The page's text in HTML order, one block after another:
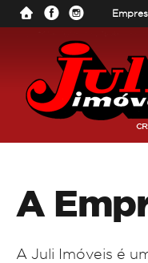
A
A Juli Imóveis é